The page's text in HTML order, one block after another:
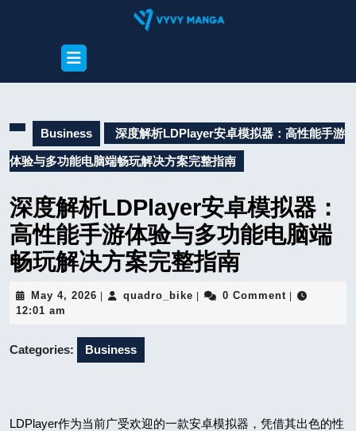
Open
Button
Business 深度解析LDPlayer安卓模拟器：高性能手游
体验与多功能电脑端畅玩解决方案完整指南
深度解析LDPlayer安卓模拟器：
高性能手游体验与多功能电脑端
畅玩解决方案完整指南
May 4, 2026 May
quadro_bike quadro_bike
0 Comment
12:01 am
Categories: Business
LDPlayer作为当前广受欢迎的一款安卓模拟器，凭借其出色的性